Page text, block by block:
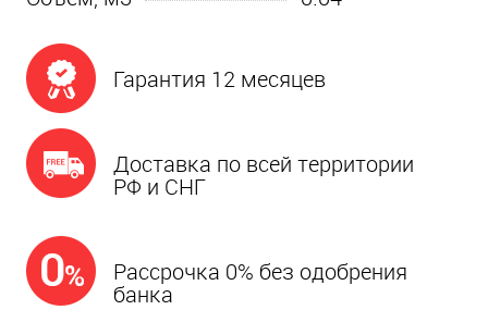
Гарантия 12 месяцев
Доставка по всей территории
РФ и СНГ
Рассрочка 0% без одобрения
банка